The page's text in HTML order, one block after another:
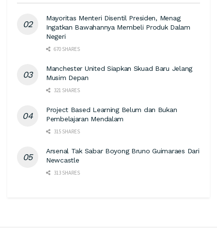
Mayoritas Menteri Disentil Presiden, Menag
Ingatkan Bawahannya Membeli Produk Dalam
Negeri
670 SHARES
Manchester United Siapkan Skuad Baru Jelang
Musim Depan
321 SHARES
Project Based Learning Belum dan Bukan
Pembelajaran Mendalam
315 SHARES
Arsenal Tak Sabar Boyong Bruno Guimaraes Dari
Newcastle
313 SHARES